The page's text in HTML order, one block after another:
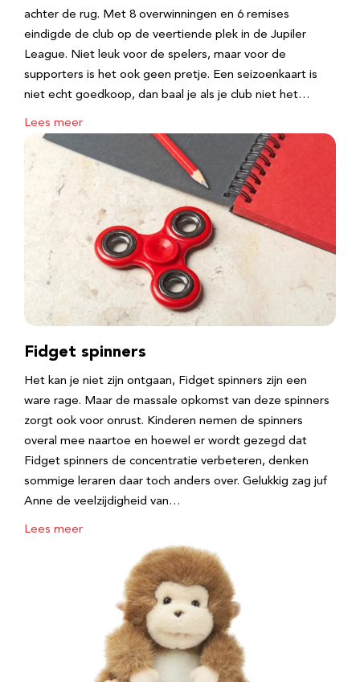
achter de rug. Met 8 overwinningen en 6 remises
eindigde de club op de veertiende plek in de Jupiler
League. Niet leuk voor de spelers, maar voor de
supporters is het ook geen pretje. Een seizoenkaart is
niet echt goedkoop, dan baal je als je club niet het…
Lees meer
Fidget spinners
Het kan je niet zijn ontgaan, Fidget spinners zijn een
ware rage. Maar de massale opkomst van deze spinners
zorgt ook voor onrust. Kinderen nemen de spinners
overal mee naartoe en hoewel er wordt gezegd dat
Fidget spinners de concentratie verbeteren, denken
sommige leraren daar toch anders over. Gelukkig zag juf
Anne de veelzijdigheid van…
Lees meer